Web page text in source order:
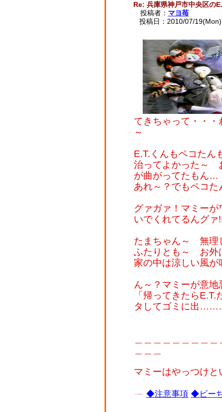
Re: 兵庫県神戸市中央区の
投稿者： マヨ苺
投稿日：2010/07/
てきちゃって・・
～
E.T.くんもペコた
治ってよかった～
が曲がってたもん…
あれ～？でもペコ
グァガァ！マミー
いでくれてるんグァ
たまちゃん～ 無
ふたりとも～ お外
家の中は涼しい風
ん～？マミーが意
「帰ってきたら
タしてゴミに出
マミーはやっつけ
◆注意事項 ◆ビー